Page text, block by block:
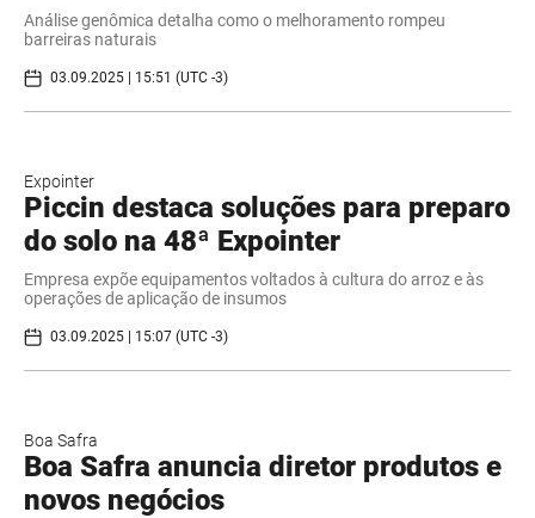
Análise genômica detalha como o melhoramento rompeu
barreiras naturais
03.09.2025 | 15:51 (UTC -3)
Expointer
Piccin destaca soluções para preparo
do solo na 48ª Expointer
Empresa expõe equipamentos voltados à cultura do arroz e às
operações de aplicação de insumos
03.09.2025 | 15:07 (UTC -3)
Boa Safra
Boa Safra anuncia diretor produtos e
novos negócios